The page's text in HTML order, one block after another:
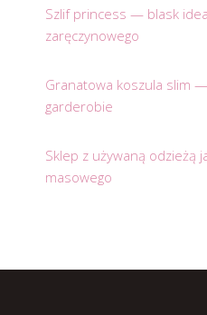
Szlif princess — blask
zaręczynowego
Granatowa koszula slim
garderobie
Sklep z używaną odzieżą
masowego